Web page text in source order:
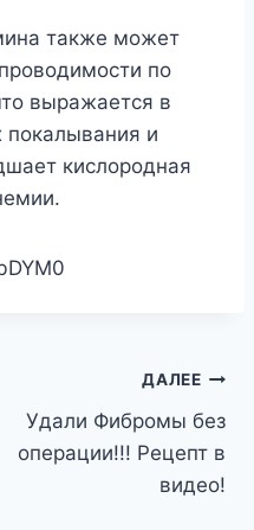
также может
по
выражается в
и
кислородная
ДАЛЕЕ
Удали Фибромы без
операции!!! Рецепт в
видео!